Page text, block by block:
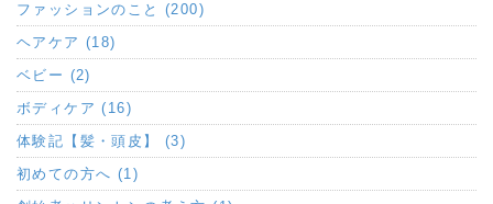
ファッションのこと (200)
ヘアケア (18)
ベビー (2)
ボディケア (16)
体験記【髪・頭皮】 (3)
初めての方へ (1)